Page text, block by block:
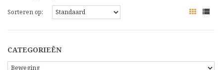
Sorteren op:
CATEGORIEËN